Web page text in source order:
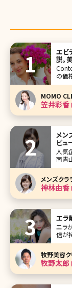
エビ
説。
Contents IPLとは IPL治療機器
の価格 まとめ 初めて
にお
MOMO
笠井彩香
メン
ビュ
人気
南青
リニ
テー
皮膚
が、「
メンズクラ
神林由香
エラ
エラ
信が
エラ
削り
いで
牧野美容ク
牧野太郎